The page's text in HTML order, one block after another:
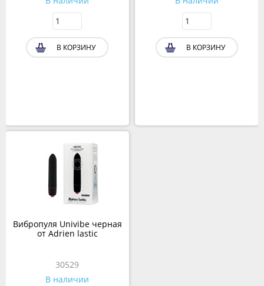
В КОРЗИНУ
Вибропуля Univibe черная
от Adrien lastic
30529
В наличии
В КОРЗИНУ